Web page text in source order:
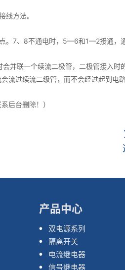
线方法。
。7、8不通电时，5—6和1—2接通
并联一个续流二极管，二极管接入
流过续流二级管，而不会经过起到电
后台删除！）
产品中心
双电源系列
隔离开关
电流继电器
信号继电器